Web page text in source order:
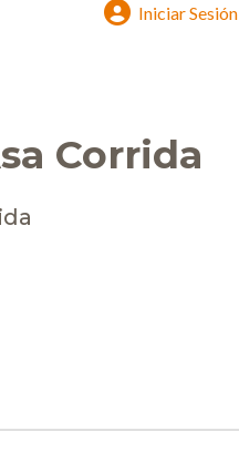
Iniciar Sesión
Corrida